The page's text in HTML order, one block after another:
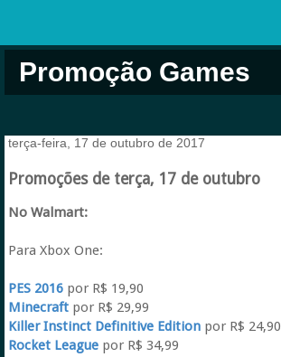
Promoção Games
terça-feira, 17 de outubro de 2017
Promoções de terça, 17 de outubro
No Walmart:
Para Xbox One:
PES 2016por R$ 19,90
Minecraftpor R$ 29,99
Killer Instinct Definitive Editionpor R$ 24,90
Rocket Leaguepor R$ 34,99